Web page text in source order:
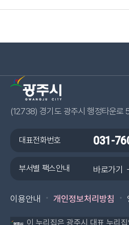
(12738) 경기도 광주시 행정타운로
대표전화번호 031-
부서별 팩스안내 바로가기
광주시 페
광
이용안내 개인정보처리방침
이 누리집은 광주시 대표 누리